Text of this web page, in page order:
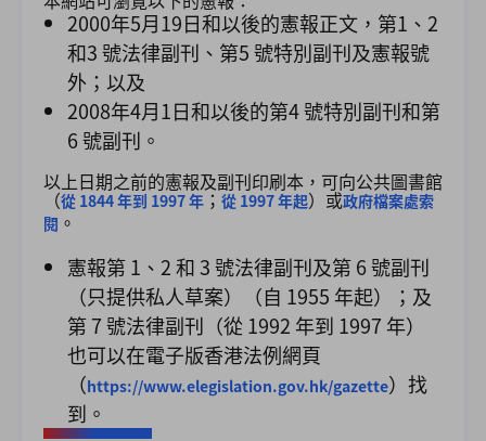
2000年5月19日和以後的憲報正文，第1、2
和3 號法律副刊、第5 號特別副刊及憲報號
外；以及
2008年4月1日和以後的第4 號特別副刊和第
6 號副刊。
以上日期之前的憲報及副刊印刷本，可向公共圖書館
（從 1844 年到 1997 年；從 1997 年起）或政府檔案處索
閱 。
憲報第 1、2 和 3 號法律副刊及第 6 號副刊
（只提供私人草案）（自 1955 年起）；及
第 7 號法律副刊（從 1992 年到 1997 年）
也可以在電子版香港法例網頁
（https://www.elegislation.gov.hk/gazette）找
到。